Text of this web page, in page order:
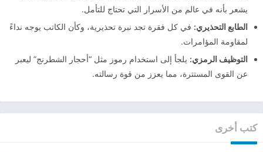
يشعر بأنه في عالم من الأسرار التي تحتاج للتأمل.
الطابع التحذيري: في كل فقرة تجد نبرة تحذيرية، وكأن الكاتب يوجه نداءً
لمقاومة المؤامرات.
التوظيف الرمزي: يلجأ إلى استخدام رموز مثل “أحجار الشطرنج” ليعبر
عن القوى المستترة، مما يعزز من قوة رسالته.
كتب أخرى